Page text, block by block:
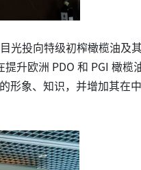
光投向特级初榨橄榄油及
升欧洲 PDO 和 PGI 橄榄
形象、知识，并增加其在